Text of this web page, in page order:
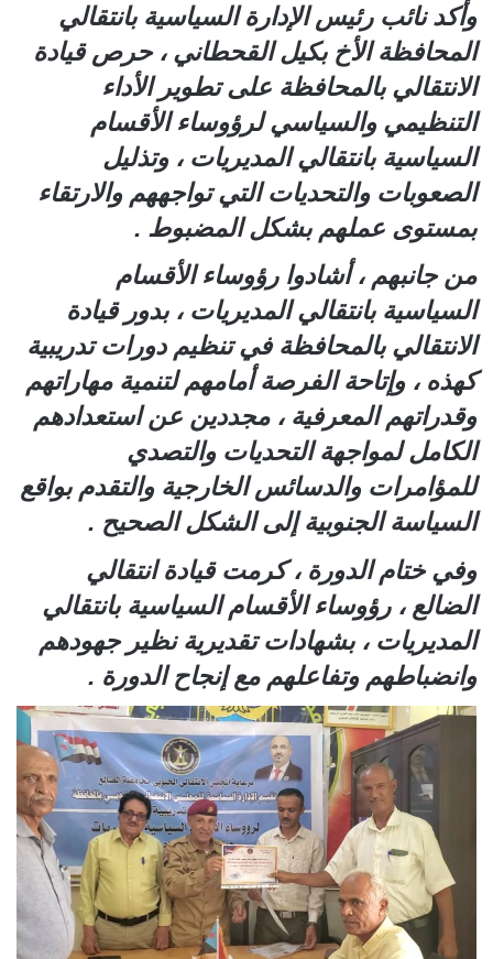
وأكد نائب رئيس الإدارة السياسية بانتقالي
المحافظة الأخ بكيل القحطاني ، حرص قيادة
الانتقالي بالمحافظة على تطوير الأداء
التنظيمي والسياسي لرؤوساء الأقسام
السياسية بانتقالي المديريات ، وتذليل
الصعوبات والتحديات التي تواجههم والارتقاء
بمستوى عملهم بشكل المضبوط .
من جانبهم ، أشادوا رؤوساء الأقسام
السياسية بانتقالي المديريات ، بدور قيادة
الانتقالي بالمحافظة في تنظيم دورات تدريبية
كهذه ، وإتاحة الفرصة أمامهم لتنمية مهاراتهم
وقدراتهم المعرفية ، مجددين عن استعدادهم
الكامل لمواجهة التحديات والتصدي
للمؤامرات والدسائس الخارجية والتقدم بواقع
السياسة الجنوبية إلى الشكل الصحيح .
وفي ختام الدورة ، كرمت قيادة انتقالي
الضالع ، رؤوساء الأقسام السياسية بانتقالي
المديريات ، بشهادات تقديرية نظير جهودهم
وانضباطهم وتفاعلهم مع إنجاح الدورة .